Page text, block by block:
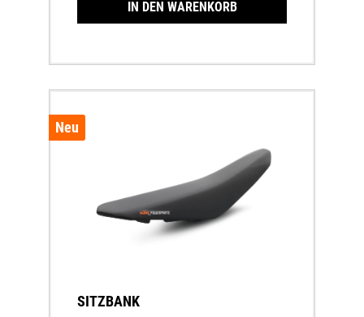
IN DEN WARENKORB
Neu
SITZBANK